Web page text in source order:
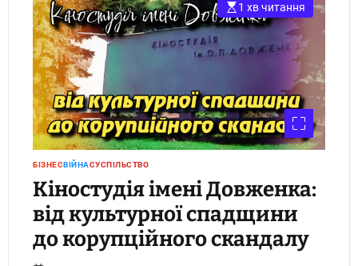
1 хв читання
БІЗНЕСВІЙНАСУСПІЛЬСТВО
Кіностудія імені Довженка:
від культурної спадщини
до корупційного скандалу